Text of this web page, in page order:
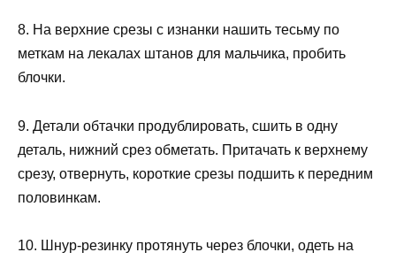
8. На верхние срезы с изнанки нашить тесьму по
меткам на лекалах штанов для мальчика, пробить
блочки.
9. Детали обтачки продублировать, сшить в одну
деталь, нижний срез обметать. Притачать к верхнему
срезу, отвернуть, короткие срезы подшить к передним
половинкам.
10. Шнур-резинку протянуть через блочки, одеть на